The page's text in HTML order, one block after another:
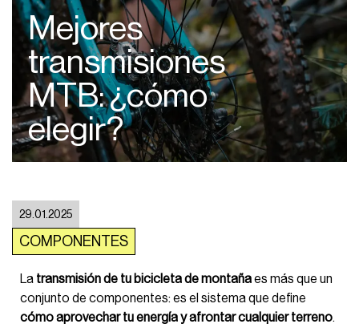
Mejores
transmisiones
MTB: ¿cómo
elegir?
29.01.2025
COMPONENTES
La transmisión de tu bicicleta de montañaes más que un
conjunto de componentes: es el sistema que define
cómo aprovechar tu energía y afrontar cualquier terreno.